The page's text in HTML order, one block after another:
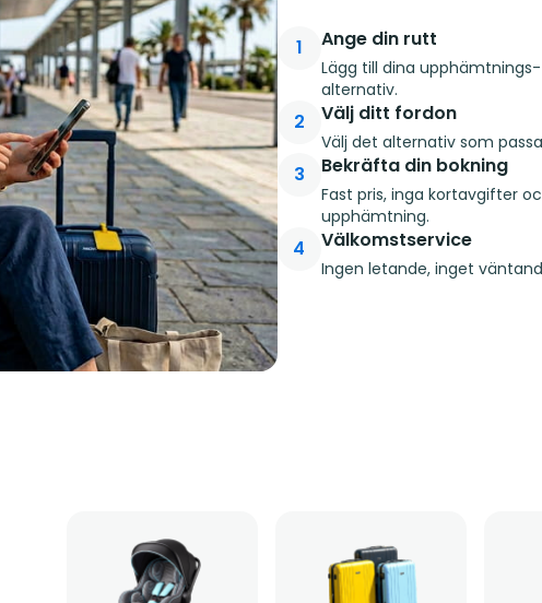
1 Ange din rutt
Lägg till dina
alternativ.
2 Välj ditt fordon
Välj det alternativ som
3 Bekräfta din bokning
Fast pris, inga kortavgifter
upphämtning.
4 Välkomstservice
Ingen letande, inget